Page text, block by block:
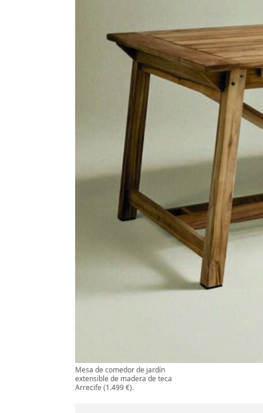
Mesa de comedor de jardín
extensible de madera de teca
Arrecife (1.499 €).